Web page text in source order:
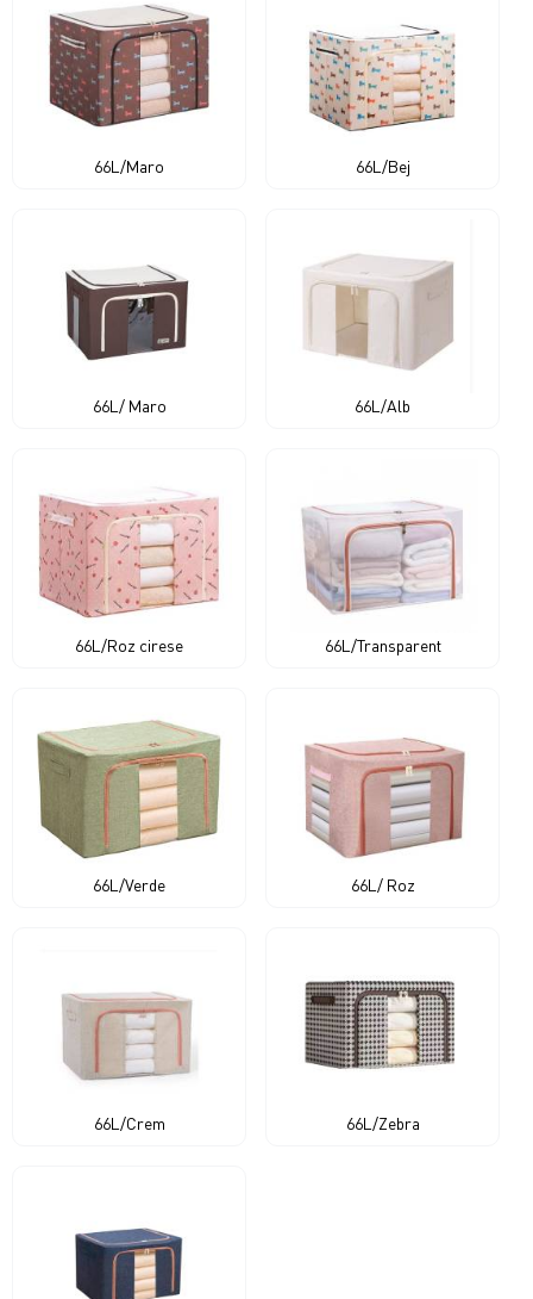
66L/Maro 66L/Bej
66L/ Maro 66L/Alb
66L/Roz cirese 66L/Transparent
66L/Verde 66L/ Roz
66L/Crem 66L/Zebra